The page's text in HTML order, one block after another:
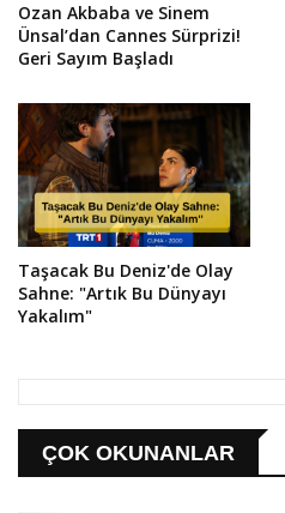
Ozan Akbaba ve Sinem
Ünsal’dan Cannes Sürprizi!
Geri Sayım Başladı
Taşacak Bu Deniz'de Olay
Sahne: "Artık Bu Dünyayı
Yakalım"
ÇOK OKUNANLAR